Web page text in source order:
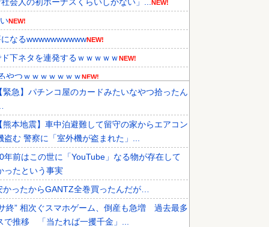
NEW!
NEW!
なるwwwwwwwwwwNEW!
下ネタを連発するｗｗｗｗｗNEW!
やつｗｗｗｗｗｗｗNEW!
性を報道！韓国が外国人審判団に不...NEW!
た』と衝撃発言！日韓ワールドカッ...NEW!
韓国に奪われた』と欧州の大手...
緊急】パチンコ屋のカードみたいなやつ拾ったん
熊本地震】車中泊避難して留守の家からエアコン
盗む 警察に「室外機が盗まれた」...
年前はこの世に「YouTube」なる物が存在して
ったという事実
かったからGANTZ全巻買ったんだが…
終” 相次ぐスマホゲーム、倒産も急増 過去最多
で推移 「当たれば一攫千金」...